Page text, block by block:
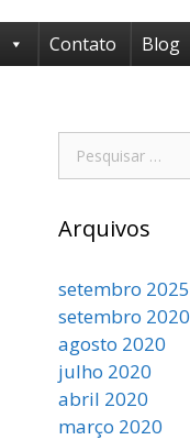
Contato Blog
Pesquisar
por:
Arquivos
setembro 2025
setembro 2020
agosto 2020
julho 2020
abril 2020
março 2020